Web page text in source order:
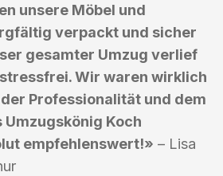
unsere Möbel und
verpackt und sicher
gesamter Umzug verlief
Wir waren wirklich
Professionalität und dem
Umzugskönig Koch
empfehlenswert!» – Lisa